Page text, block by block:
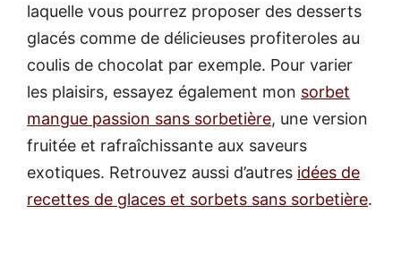
laquelle vous pourrez proposer des desserts
glacés comme de délicieuses profiteroles au
coulis de chocolat par exemple. Pour varier
les plaisirs, essayez également mon sorbet
mangue passion sans sorbetière, une version
fruitée et rafraîchissante aux saveurs
exotiques. Retrouvez aussi d’autres idées de
recettes de glaces et sorbets sans sorbetière.